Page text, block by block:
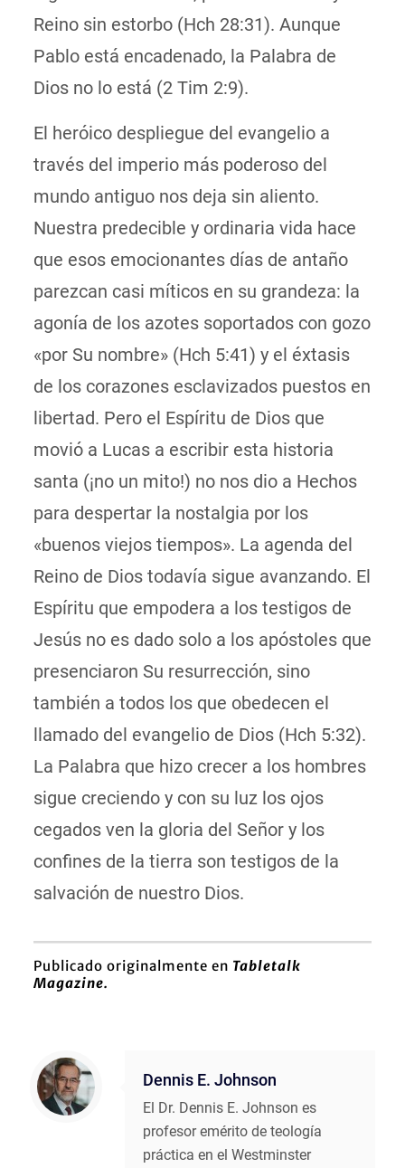
Reino sin estorbo (Hch 28:31). Aunque
Pablo está encadenado, la Palabra de
Dios no lo está (2 Tim 2:9).
El heróico despliegue del evangelio a
través del imperio más poderoso del
mundo antiguo nos deja sin aliento.
Nuestra predecible y ordinaria vida hace
que esos emocionantes días de antaño
parezcan casi míticos en su grandeza: la
agonía de los azotes soportados con gozo
«por Su nombre» (Hch 5:41) yel éxtasis
de los corazones esclavizados puestos en
libertad. Pero el Espíritu de Dios que
movió a Lucas a escribir esta historia
santa (¡no un mito!) no nos dio a Hechos
para despertar la nostalgia por los
«buenos viejos tiempos». La agenda del
Reino de Dios todavía sigue avanzando. El
Espíritu que empodera a los testigos de
Jesús no es dado solo a los apóstoles que
presenciaron Su resurrección, sino
también a todos los que obedecen el
llamado del evangelio de Dios (Hch 5:32).
La Palabra que hizo crecer a los hombres
sigue creciendo y con su luz los ojos
cegados ven la gloria del Señor y los
confines de la tierra son testigos de la
salvación de nuestro Dios.
Publicado originalmente en Tabletalk
Magazine.
Dennis E. Johnson
El Dr. Dennis E. Johnson es
profesor emérito de teología
práctica en el Westminster